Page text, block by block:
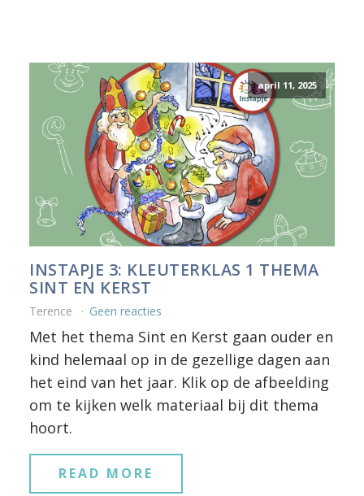
april 11, 2025
INSTAPJE 3: KLEUTERKLAS 1 THEMA
SINT EN KERST
Terence Geen reacties
Met het thema Sint en Kerst gaan ouder en
kind helemaal op in de gezellige dagen aan
het eind van het jaar. Klik op de afbeelding
om te kijken welk materiaal bij dit thema
hoort.
READ MORE